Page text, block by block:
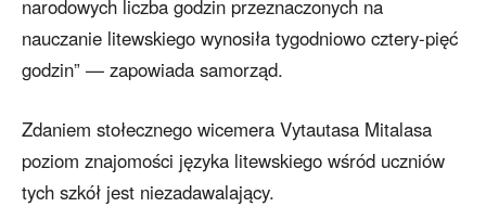
narodowych liczba godzin przeznaczonych na
nauczanie litewskiego wynosiła tygodniowo cztery-pięć
godzin” — zapowiada samorząd.
Zdaniem stołecznego wicemera Vytautasa Mitalasa
poziom znajomości języka litewskiego wśród uczniów
tych szkół jest niezadawalający.